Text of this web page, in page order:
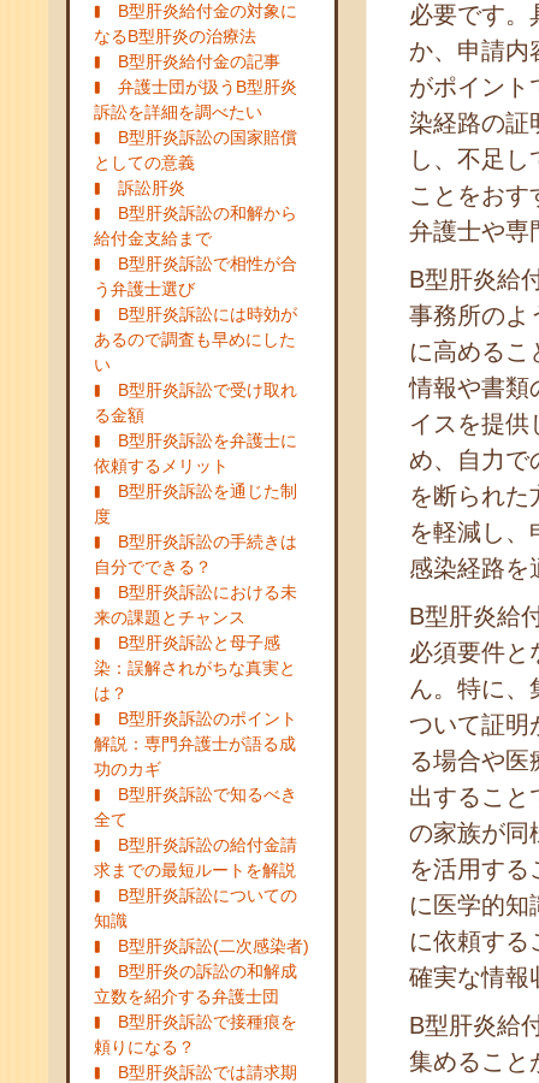
B型肝炎給付金の対象に
なるB型肝炎の治療法
B型肝炎給付金の記事
弁護士団が扱うB型肝炎
訴訟を詳細を調べたい
B型肝炎訴訟の国家賠償
としての意義
訴訟肝炎
B型肝炎訴訟の和解から
給付金支給まで
B型肝炎訴訟で相性が合
う弁護士選び
B型肝炎訴訟には時効が
あるので調査も早めにした
い
B型肝炎訴訟で受け取れ
る金額
B型肝炎訴訟を弁護士に
依頼するメリット
B型肝炎訴訟を通じた制
度
B型肝炎訴訟の手続きは
自分でできる？
B型肝炎訴訟における未
来の課題とチャンス
B型肝炎訴訟と母子感
染：誤解されがちな真実と
は？
B型肝炎訴訟のポイント
解説：専門弁護士が語る成
功のカギ
B型肝炎訴訟で知るべき
全て
B型肝炎訴訟の給付金請
求までの最短ルートを解説
B型肝炎訴訟についての
知識
B型肝炎訴訟(二次感染者)
B型肝炎の訴訟の和解成
立数を紹介する弁護士団
B型肝炎訴訟で接種痕を
頼りになる？
B型肝炎訴訟では請求期
必要です。
か、申請内
がポイン
染経路の証
し、不足
ことをおす
弁護士や専
B型肝炎給
事務所のよ
に高めるこ
情報や書類
イスを提
め、自力で
を断られた
を軽減し、
感染経路を
B型肝炎給
必須要件と
ん。特に、
ついて証明
る場合や医
出するこ
の家族が同
を活用する
に医学的知
に依頼する
確実な情報
B型肝炎給
集めること